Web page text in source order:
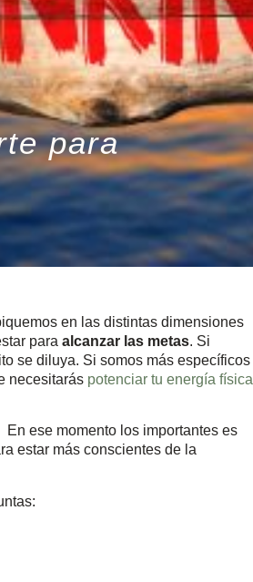
para
en las distintas dimensiones
para alcanzar las metas. Si
se diluya. Si somos más específicos
necesitarás potenciar tu energía física
ese momento los importantes es
estar más conscientes de la